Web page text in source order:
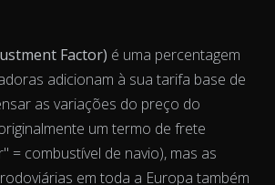
Factor) é uma percentagem
adicionam à sua tarifa base de
as variações do preço do
um termo de frete
= combustível de navio), mas as
em toda a Europa também